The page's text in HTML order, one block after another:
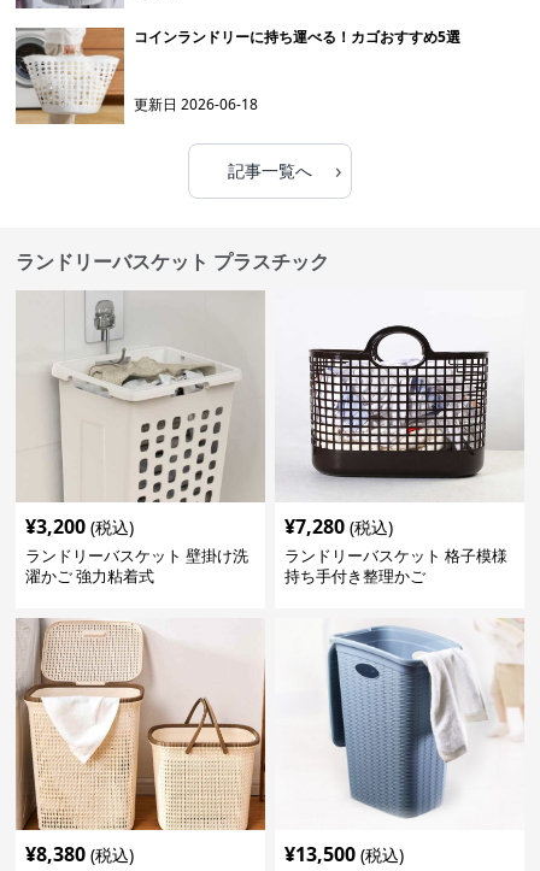
コインランドリーに持ち運べる！カゴおすすめ5選
更新日2026-06-18
記事一覧へ ›
ランドリーバスケット プラスチック
¥3,200 (税込)
ランドリーバスケット 壁掛け洗
濯かご 強力粘着式
¥7,280 (税込)
ランドリーバスケット 格子模様
持ち手付き整理かご
¥8,380 (税込) ¥13,500 (税込)